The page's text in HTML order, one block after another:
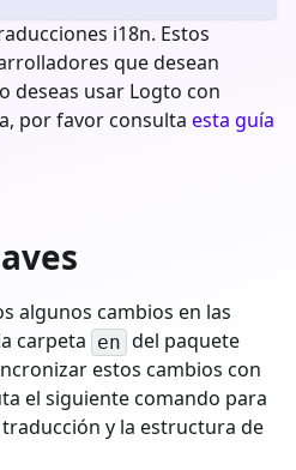
i18n. Estos
que desean
deseas usar Logto con
por favor consulta esta guía
algunos cambios en las
carpeta en del paquete
estos cambios con
el siguiente comando para
y la estructura de